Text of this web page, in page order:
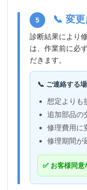
5 📞 変
診断結果により
は、作業前に必
だきます。
📞 ご連絡する場
想定よりも
追加部品の
修理費用に
修理期間が
✅ お客様同